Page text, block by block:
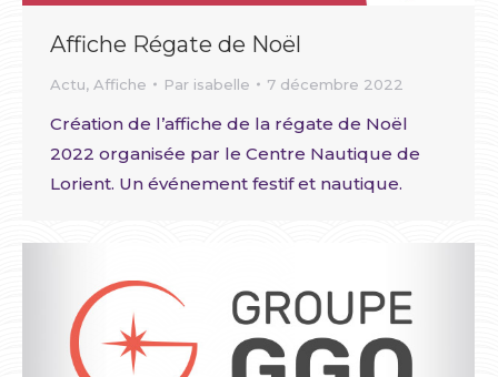
Affiche Régate de Noël
Actu, Affiche Par isabelle 7 décembre 2022
Création de l’affiche de la régate de Noël
2022 organisée par le Centre Nautique de
Lorient. Un événement festif et nautique.